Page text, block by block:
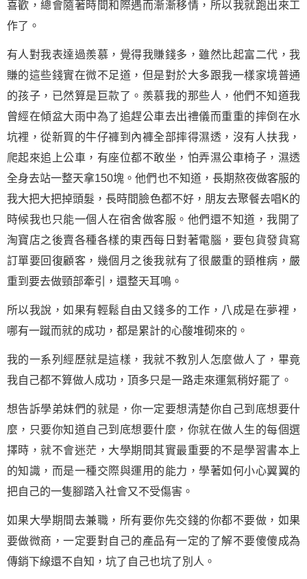
喜歡，總會隨著時間和際遇而漸漸移情，所以我就跑出來工
作了。
有人對我表達過羨慕，覺得我賺錢多，雖然比起富二代，我
賺的這些錢實在微不足道，但是對於大多跟我一樣家境普通
的孩子，已然算是巨款了。羨慕我的那些人，他們不知道我
曾經在傾盆大雨中為了追趕公車去出禮儀而重重的摔倒在水
坑裡，從新買的牛仔褲到內褲全部摔得濕透，沒有人扶我，
爬起來追上公車，有座位都不敢坐，怕弄濕公車椅子，濕透
全身去站一整天拿150塊。他們也不知道，長期熬夜做客服的
我大把大把掉頭髮，長時間臉色都不好，朋友去聚餐去唱K的
時候我也只能一個人在宿舍做客服。他們還不知道，我開了
淘寶店之後賣各種各樣的東西每日對著電腦，要包貨發貨寫
訂單要回復顧客，幾個月之後我就有了很嚴重的頸椎病，嚴
重到要去做頸部牽引，還整天耳鳴。
所以我說，如果有輕鬆自由又錢多的工作，八成是在夢裡，
哪有一蹴而就的成功，都是累計的心酸堆砌來的。
我的一系列經歷就是這樣，我就不教別人怎麼做人 了，畢竟
我自己都不算做人成功，頂多只是一路走來運氣稍好罷了。
想告訴學弟妹們的就是，你一定要想清楚你自己到底想要什
麼，只要你知道自己到底想要什麼，你就在做人生的每個選
擇時，就不會迷茫，大學期間其實最重要的不是學習書本上
的知識，而是一種交際與運用的能力，學著如何小心翼翼的
把自己的一隻腳踏入社會又不受傷害。
如果大學期間去兼職，所有要你先交錢的你都不要做，如果
要做微商，一定要對自己的產品有一定的了解不要傻傻成為
傳銷下線還不自知，坑了自己也坑了別人。